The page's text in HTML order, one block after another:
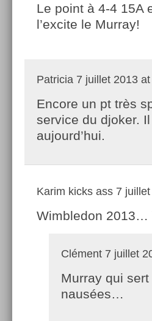
Le point à 4-4 15A
l’excite le Murray!
Patricia 7 juillet 2013
Encore un pt très
service du djoker.
aujourd’hui.
Karim kicks ass 7
Wimbledon 2013…
Clément 7 juillet
Murray qui
nausées…